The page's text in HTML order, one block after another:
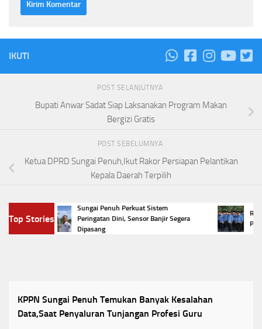
IKUTI
POST SELANJUTNYA
Bupati Anwar Sadat Siap Laksanakan Program Makan
Bergizi Gratis
POST SEBELUMNYA
Ketua DPRD Sungai Penuh,Ikut Rakor Persiapan Pelantikan
Kepala Daerah Terpilih
Top Stories
Sungai Penuh Perkuat Sistem
Peringatan Dini, Sensor Banjir Segera
Dipasang
PPPK di
KPPN Sungai Penuh Temukan Banyak Kesalahan
Data,Saat Penyaluran Tunjangan Profesi Guru